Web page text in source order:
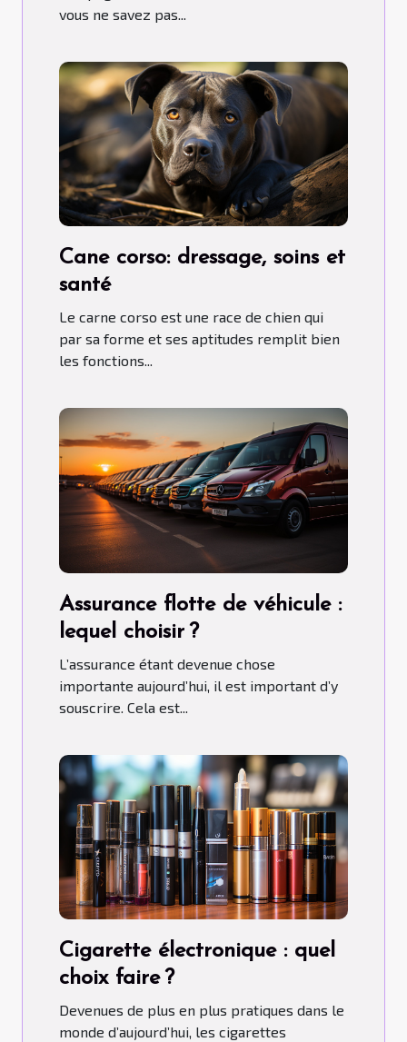
vous ne savez pas...
Cane corso: dressage, soins et
santé
Le carne corso est une race de chien qui
par sa forme et ses aptitudes remplit bien
les fonctions...
Assurance flotte de véhicule :
lequel choisir ?
L’assurance étant devenue chose
importante aujourd’hui, il est important d’y
souscrire. Cela est...
Cigarette électronique : quel
choix faire ?
Devenues de plus en plus pratiques dans le
monde d’aujourd’hui, les cigarettes